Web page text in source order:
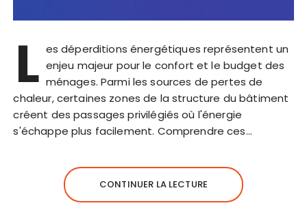
L es déperditions énergétiques représentent un
enjeu majeur pour le confort et le budget des
ménages. Parmi les sources de pertes de
chaleur, certaines zones de la structure du bâtiment
créent des passages privilégiés où l'énergie
s'échappe plus facilement. Comprendre ces…
CONTINUER LA LECTURE